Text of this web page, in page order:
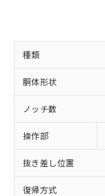
種類
胴体形状
ノッチ数
操作部
抜き差し位置
復帰方式